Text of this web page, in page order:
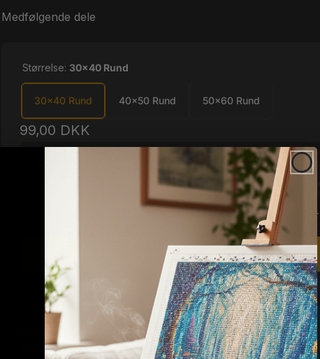
Medfølgende dele
Størrelse: 30x40 Rund
30x40 Rund 40x50 Rund 50x60 Rund
Normalpris
99,00 DKK
mere for at opnå GRATIS FRAGT !
GÆLDER IKKE "EGET FOTO &
Læg i indkøbskurv
Lagerstatus:
Lav lagerbeholdning
Kategorier: Billeder, Fugle